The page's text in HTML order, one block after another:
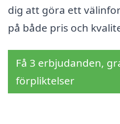
dig att göra ett
på både pris och
Få 3 erbjudanden,
förpliktelser